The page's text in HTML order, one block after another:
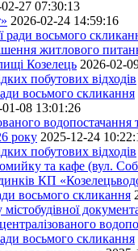
27 07:30:13
2026-02-24 14:59:16
ради восьмого
житлового
Козелець 2026-02-
побутових відходів
восьмого скликання
01-08 13:01:26
водопостачання
року 2025-12-24
побутових відходів
та кафе (вул.
КП
восьмого скликання
восьмого скликання